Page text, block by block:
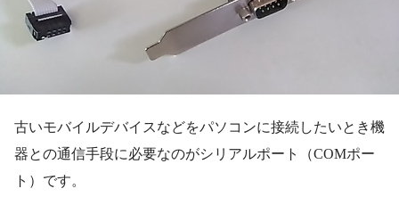
古いモバイルデバイスなどをパソコンに接続したいとき機
器との通信手段に必要なのがシリアルポート（COMポー
ト）です。